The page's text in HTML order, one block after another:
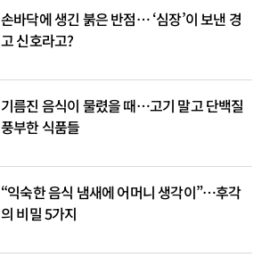
손바닥에 생긴 붉은 반점… ‘심장’이 보낸 경
고 신호라고?
기름진 음식이 물렸을 때…고기 말고 단백질
풍부한 식품들
“익숙한 음식 냄새에 어머니 생각이”…후각
의 비밀 5가지